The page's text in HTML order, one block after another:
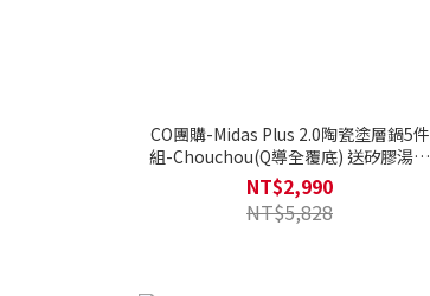
CO團購-Midas Plus 2.0陶瓷塗層鍋5件
組-Chouchou(Q導全覆底) 送矽膠湯勺
+矽膠鍋鏟(款式隨機)
NT$2,990
NT$5,828